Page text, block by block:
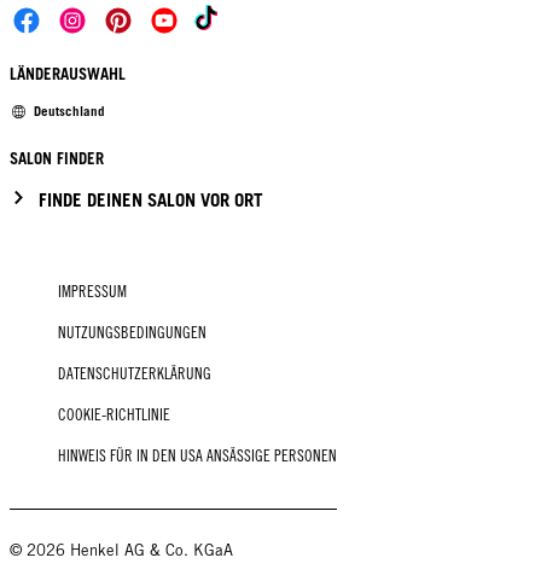
LÄNDERAUSWAHL
Deutschland
SALON FINDER
FINDE DEINEN SALON VOR ORT
IMPRESSUM
NUTZUNGSBEDINGUNGEN
DATENSCHUTZERKLÄRUNG
COOKIE-RICHTLINIE
HINWEIS FÜR IN DEN USA ANSÄSSIGE PERSONEN
© 2026 Henkel AG & Co. KGaA